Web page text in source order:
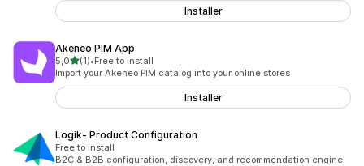
Installer
Akeneo PIM App
5,0av 5 stjerner
(1)
Totalt 1 omtaler
•Free to install
Import your Akeneo PIM catalog into your online stores
Installer
Logik‑ Product Configuration
Free to install
B2C & B2B configuration, discovery, and recommendation engine.